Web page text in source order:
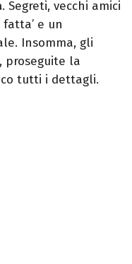
. Segreti, vecchi amici
e un
Insomma, gli
proseguite la
tutti i dettagli.